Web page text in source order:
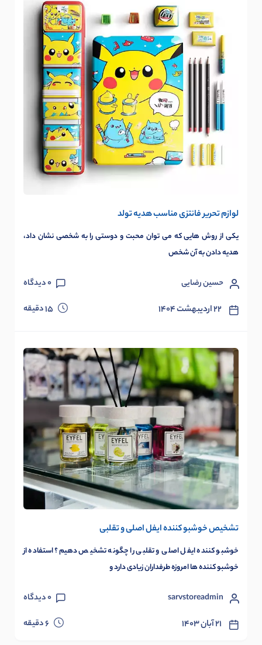
لوازم تحریر فانتزی مناسب هدیه تولد
یکی از روش هایی که می توان محبت و دوستی را به شخصی نشان داد،
هدیه دادن به آن شخص
حسین رضایی 0دیدگاه
۲۲ اردیبهشت ۱۴۰۴ 15دقیقه
تشخیص خوشبو کننده ایفل اصلی و تقلبی
خوشبو کننده ایفل اصلی و تقلبی را چگونه تشخیص دهیم؟ استفاده از
خوشبو کننده ها امروزه طرفداران زیادی دارد و
sarvstoreadmin
0دیدگاه
۲۱ آبان ۱۴۰۳ 6دقیقه